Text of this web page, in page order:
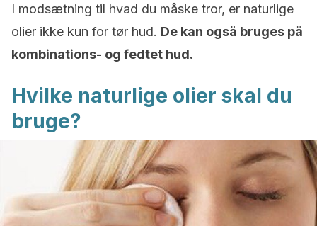
I modsætning til hvad du måske tror, er naturlige
olier ikke kun for tør hud. De kan også bruges på
kombinations- og fedtet hud.
Hvilke naturlige olier skal du
bruge?